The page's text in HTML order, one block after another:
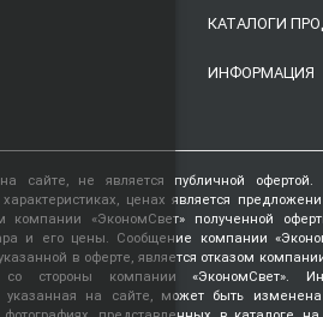
КАТАЛОГИ
ИНФОРМАЦИЯ
сайте, не является публичной
ценах является
компании «ЭкономСвет» полученной
и его цены. Сообщение компании
в оферте, является отказом
со стороны компании «ЭкономСвет».
указанная на сайте, может быть